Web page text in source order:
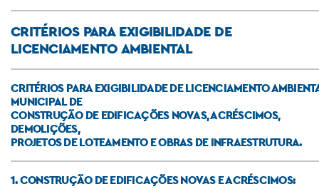
CRITÉRIOS PARA EXIGIBILIDADE DE
LICENCIAMENTO AMBIENTAL
CRITÉRIOS PARA EXIGIBILIDADE DE LICENCIAMENTO
MUNICIPAL DE
CONSTRUÇÃO DE EDIFICAÇÕES NOVAS, ACRÉSCIMOS,
DEMOLIÇÕES,
PROJETOS DE LOTEAMENTO E OBRAS DE INFRAESTRUTURA.
1. CONSTRUÇÃO DE EDIFICAÇÕES NOVAS E ACRÉSCIMOS: